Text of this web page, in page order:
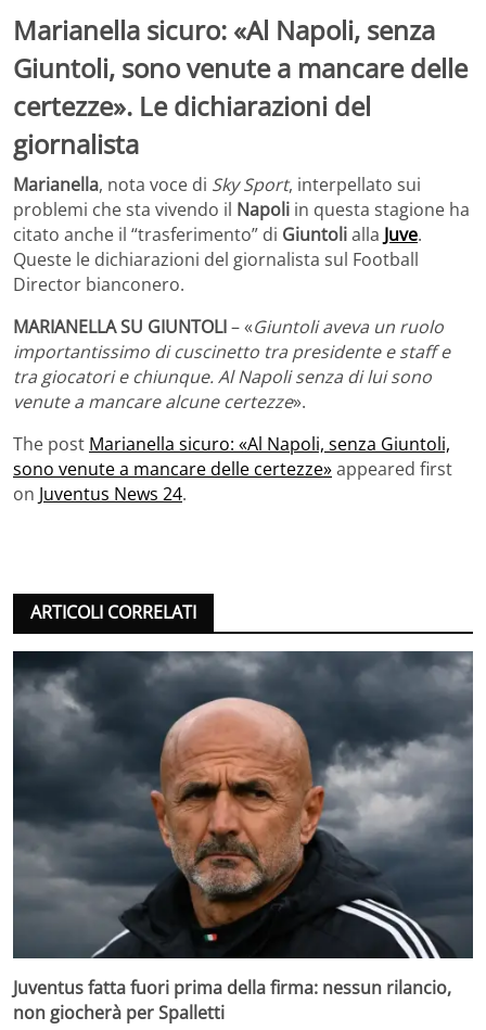
Marianella sicuro: «Al Napoli, senza
Giuntoli, sono venute a mancare delle
certezze». Le dichiarazioni del
giornalista
Marianella, nota voce di Sky Sport, interpellato sui
problemi che sta vivendo il Napoli in questa stagione ha
citato anche il “trasferimento” di Giuntolialla Juve.
Queste le dichiarazioni del giornalista sul Football
Director bianconero.
MARIANELLA SU GIUNTOLI– «Giuntoli aveva un ruolo
importantissimo di cuscinetto tra presidente e staff e
tra giocatori e chiunque. Al Napoli senza di lui sono
venute a mancare alcune certezze».
The post Marianella sicuro: «Al Napoli, senza Giuntoli,
sono venute a mancare delle certezze»appeared first
on Juventus News 24.
ARTICOLI CORRELATI
Juventus fatta fuori prima della firma: nessun rilancio,
non giocherà per Spalletti